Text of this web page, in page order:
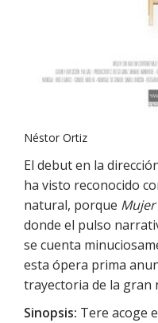
Néstor Ortiz
El debut en la
ha visto reconocido
natural, porque
donde el pulso
se cuenta
esta ópera prima
trayectoria de la gran
Sinopsis: Tere acoge